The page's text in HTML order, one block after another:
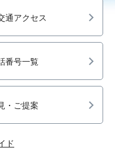
通アクセス
番号一覧
・ご提案
ド